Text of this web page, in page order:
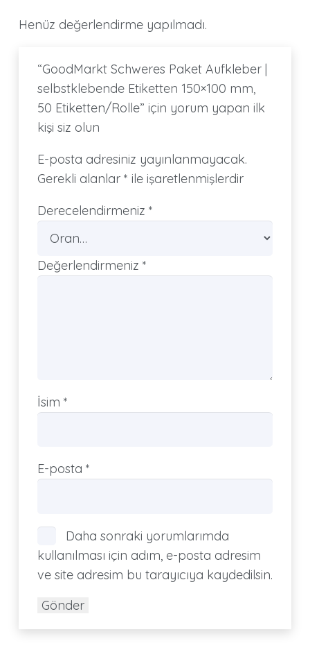
Henüz değerlendirme yapılmadı.
“GoodMarkt Schweres Paket Aufkleber |
selbstklebende Etiketten 150×100 mm,
50 Etiketten/Rolle” için yorum yapan ilk
kişi siz olun
E-posta adresiniz yayınlanmayacak.
Gerekli alanlar * ile işaretlenmişlerdir
Derecelendirmeniz *
Değerlendirmeniz *
İsim *
E-posta *
Daha sonraki yorumlarımda
kullanılması için adım, e-posta adresim
ve site adresim bu tarayıcıya kaydedilsin.